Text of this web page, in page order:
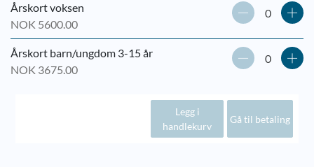
Årskort voksen
NOK 5600.00
Årskort barn/ungdom 3-15 år
NOK 3675.00
Legg i
handlekurv
Gå til betaling